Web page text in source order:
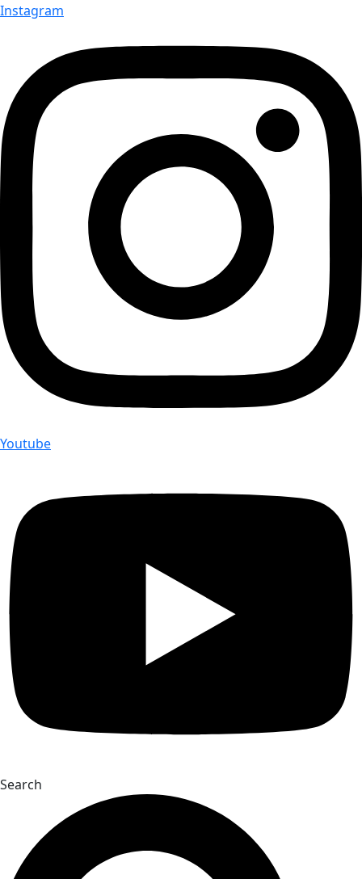
Instagram
Youtube
Search